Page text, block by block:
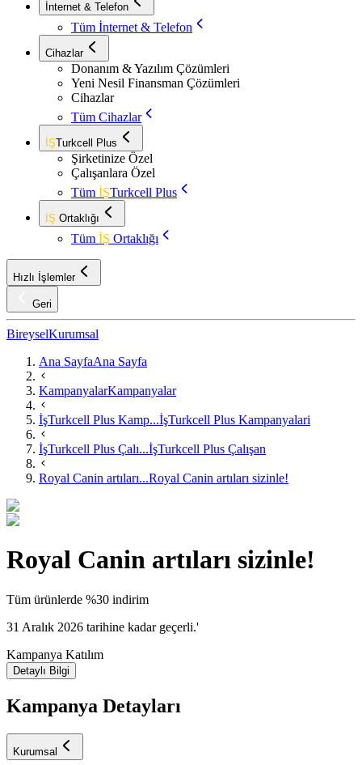
İnternet & Telefon
Tüm İnternet & Telefon
Cihazlar
Donanım & Yazılım Çözümleri
Yeni Nesil Finansman Çözümleri
Cihazlar
Tüm Cihazlar
İŞTurkcell Plus
Şirketinize Özel
Çalışanlara Özel
Tüm İŞTurkcell Plus
İŞ Ortaklığı
Tüm İŞ Ortaklığı
Hızlı İşlemler
Geri
BireyselKurumsal
Ana SayfaAna Sayfa
KampanyalarKampanyalar
İşTurkcell Plus Kamp...İşTurkcell Plus Kampanyalari
İşTurkcell Plus Çalı...İşTurkcell Plus Çalışan
Royal Canin artıları...Royal Canin artıları sizinle!
Royal Canin artıları sizinle!
​Tüm ürünlerde %30 indirim
31 Aralık 2026 tarihine kadar geçerli.'
Kampanya Katılım
Detaylı Bilgi
Kampanya Detayları
Kurumsal